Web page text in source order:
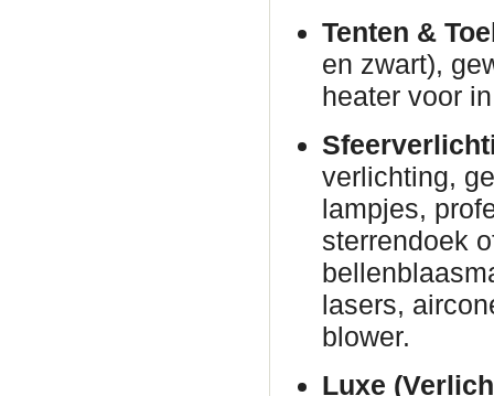
Tenten &
en zwart),
heater voor
verlichting,
lampjes,
sterrendoek
lasers,
blower.
Luxe